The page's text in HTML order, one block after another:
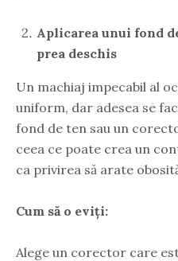
Aplicarea unui fond
prea deschis
Un machiaj impecabil al
uniform, dar adesea se
fond de ten sau un
ceea ce poate crea un
ca privirea să arate
Cum să o eviți:
Alege un corector care